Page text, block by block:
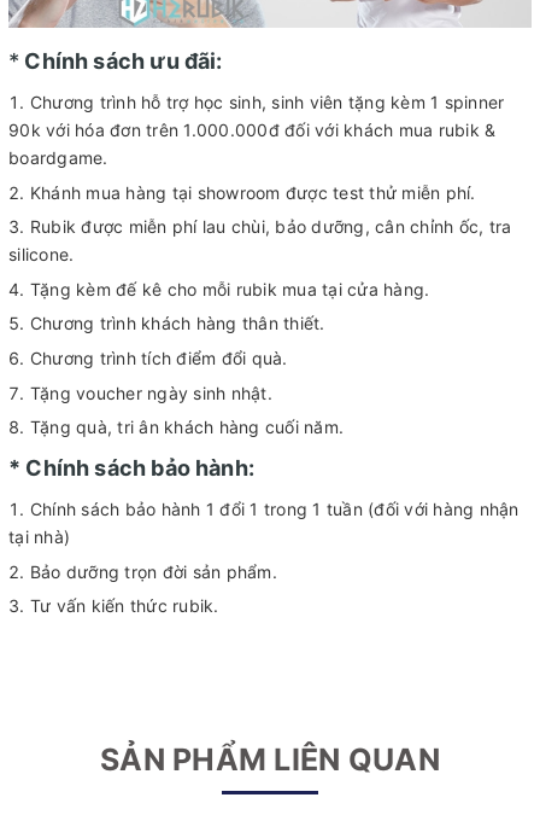
* Chính sách ưu đãi:
Chương trình hỗ trợ học sinh, sinh viên tặng kèm 1 spinner
90k với hóa đơn trên 1.000.000đ đối với khách mua rubik &
boardgame.
Khánh mua hàng tại showroom được test thử miễn phí.
Rubik được miễn phí lau chùi, bảo dưỡng, cân chỉnh ốc, tra
silicone.
Tặng kèm đế kê cho mỗi rubik mua tại cửa hàng.
Chương trình khách hàng thân thiết.
Chương trình tích điểm đổi quà.
Tặng voucher ngày sinh nhật.
Tặng quà, tri ân khách hàng cuối năm.
* Chính sách bảo hành:
Chính sách bảo hành 1 đổi 1 trong 1 tuần (đối với hàng nhận
tại nhà)
Bảo dưỡng trọn đời sản phẩm.
Tư vấn kiến thức rubik.
SẢN PHẨM LIÊN QUAN